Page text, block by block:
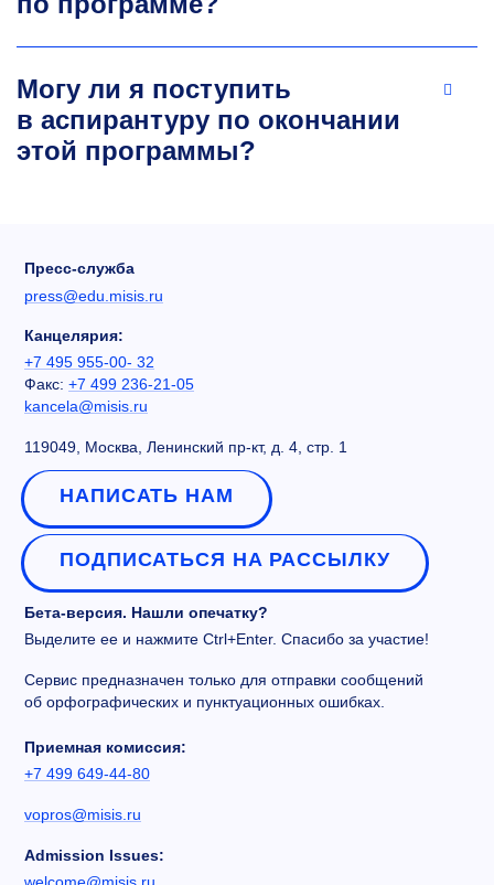
Могу ли я поступить
в аспирантуру по окончании
этой программы?
Пресс-служба
press@edu.misis.ru
Канцелярия:
+7 495 955-00- 32
Факс: +7 499 236-21-05
kancela@misis.ru
119049, Москва, Ленинский пр-кт, д. 4, стр. 1
НАПИСАТЬ НАМ
ПОДПИСАТЬСЯ НА РАССЫЛКУ
Бета-версия. Нашли опечатку?
Выделите ее и нажмите Ctrl+Enter. Спасибо за участие!
Сервис предназначен только для отправки сообщений
об орфографических и пунктуационных ошибках.
Приемная комиссия:
+7 499 649-44-80
vopros@misis.ru
Admission Issues: